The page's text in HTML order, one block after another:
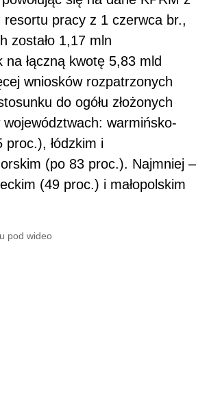
resortu pracy z 1 czerwca br.,
zostało 1,17 mln
na łączną kwotę 5,83 mld
wniosków rozpatrzonych
do ogółu złożonych
warmińsko-
proc.), łódzkim i
(po 83 proc.). Najmniej –
(49 proc.) i małopolskim
pod wideo